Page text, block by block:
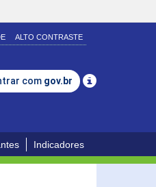
ALTO CONTRASTE
com gov.br
Indicadores